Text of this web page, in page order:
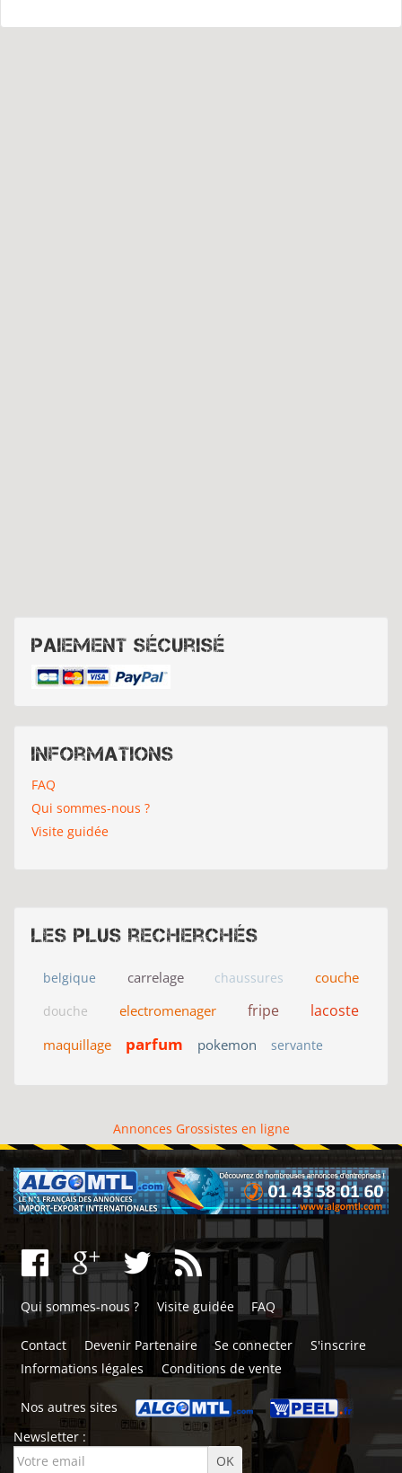
Paiement sécurisé
Informations
FAQ
Qui sommes-nous ?
Visite guidée
Les plus recherchés
belgique carrelage chaussures couche
douche electromenager fripe lacoste
maquillage parfum pokemon servante
Annonces Grossistes en ligne
Qui sommes-nous ? Visite guidée FAQ
Contact Devenir Partenaire Se connecter
S'inscrire
Informations légales
Conditions de vente
Nos autres sites
Newsletter :